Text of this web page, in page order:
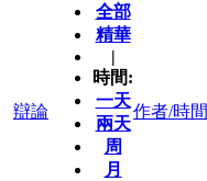
辯論
全部
精華
|
時間:
一天
兩天
周
月
作者/時間